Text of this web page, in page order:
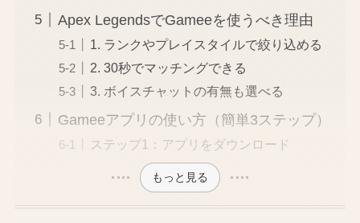
Apex LegendsでGameeを使うべき理由
1. ランクやプレイスタイルで絞り込める
2. 30秒でマッチングできる
3. ボイスチャットの有無も選べる
Gameeアプリの使い方（簡単3ステップ）
ステップ1：アプリをダウンロード
もっと見る